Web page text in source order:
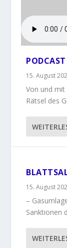
15. August
Von und
Rätsel des
15. August
–
Sanktionen